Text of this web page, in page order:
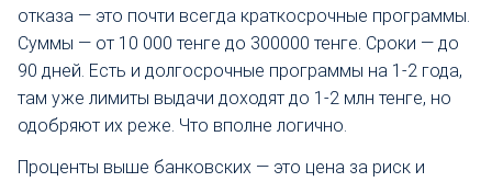
отказа — это почти всегда краткосрочные программы.
Суммы — от 10 000 тенге до 300000 тенге. Сроки — до
90 дней. Есть и долгосрочные программы на 1-2 года,
там уже лимиты выдачи доходят до 1-2 млн тенге, но
одобряют их реже. Что вполне логично.
Проценты выше банковских — это цена за риск и